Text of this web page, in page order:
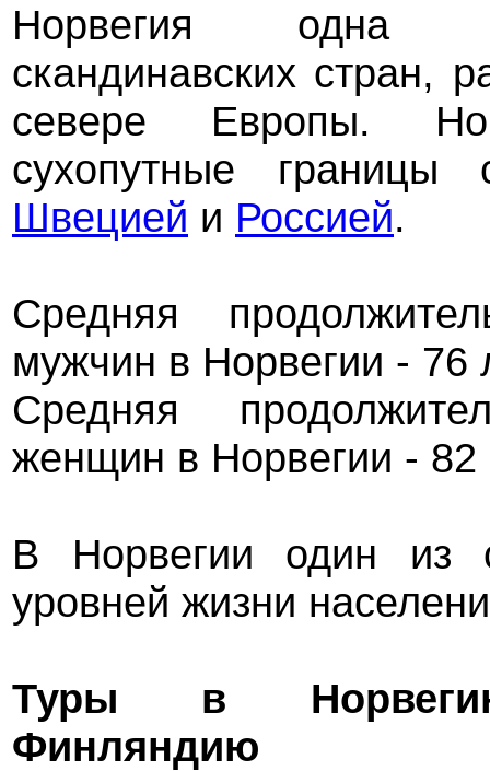
Норвегия одна
скандинавских стран,
севере Европы.
сухопутные
Швецией и Россией.
Средняя
мужчин в Норвегии - 76
Средняя
женщин в Норвегии - 82
В Норвегии один из
уровней жизни
Туры в
Финляндию